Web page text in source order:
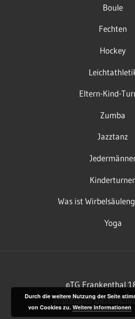
Boule
Fechten
Hockey
Eltern-Kind-
Zumba
Jazztanz
Was ist
Yoga
©TG Frankenthal
Impressum
Durch die weitere Nutzung der Seite
von Cookies zu.Weitere Informationen